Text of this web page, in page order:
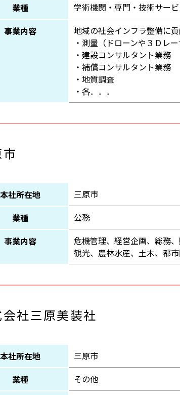
業種
学術機関・専門・技術サー
事業内容
地域の社会インフラ整備に
・測量（ドローンや３Ｄレ
・建設コンサルタント業務
・補償コンサルタント業務
・地質調査
・各．．．
本社所在地
三原市
業種
公務
事業内容
危機管理、経営企画、総務
観光、農林水産、土木、都
社三原美装社
本社所在地
三原市
業種
その他